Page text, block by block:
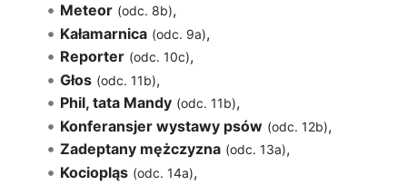
Meteor (odc. 8b),
Kałamarnica (odc. 9a),
Reporter (odc. 10c),
Głos (odc. 11b),
Phil, tata Mandy (odc. 11b),
Konferansjer wystawy psów (odc. 12b),
Zadeptany mężczyzna (odc. 13a),
Kociopląs (odc. 14a),